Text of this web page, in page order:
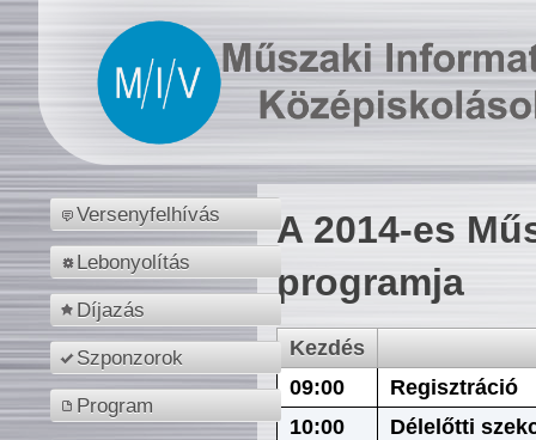
Versenyfelhívás
Lebonyolítás
Díjazás
Szponzorok
Program
A 2014-es
programja
Kezdés
09:00
Regisztráció
10:00
Délelőtti